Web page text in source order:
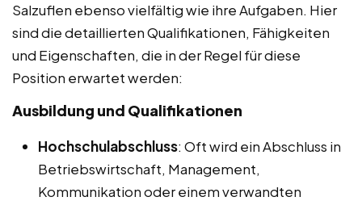
Salzuflen ebenso vielfältig wie ihre Aufgaben. Hier
sind die detaillierten Qualifikationen, Fähigkeiten
und Eigenschaften, die in der Regel für diese
Position erwartet werden:
Ausbildung und Qualifikationen
Hochschulabschluss: Oft wird ein Abschluss in
Betriebswirtschaft, Management,
Kommunikation oder einem verwandten